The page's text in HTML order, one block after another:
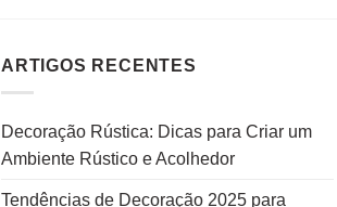
ARTIGOS RECENTES
Decoração Rústica: Dicas para Criar um
Ambiente Rústico e Acolhedor
Tendências de Decoração 2025 para